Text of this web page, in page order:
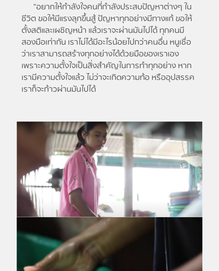
“อยากให้กำลังใจคนที่กำลังประสบปัญหาต่างๆ ใน
ชีวิต ขอให้มีแรงลุกขึ้นสู้ ปัญหาทุกอย่างมีทางแก้ ขอให้
ตั้งสติและเผชิญหน้า แล้วเราจะผ่านมันไปได้ ทุกคนมี
สองมือเท่ากัน เราไม่ได้มีอะไรน้อยไปกว่าคนอื่น หนูเชื่อ
ว่าเราสามารถสร้างทุกอย่างได้ด้วยมือของเราเอง
เพราะความตั้งใจเป็นสิ่งสำคัญในการทำทุกอย่าง หาก
เรามีความตั้งใจแล้ว ไม่ว่าจะเกิดความท้อ หรืออุปสรรค
เราก็จะก้าวผ่านมันไปได้